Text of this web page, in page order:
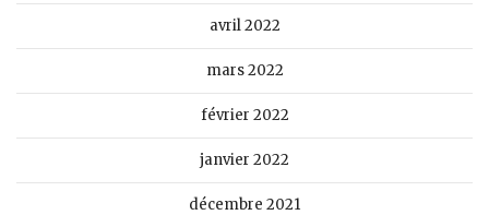
avril 2022
mars 2022
février 2022
janvier 2022
décembre 2021